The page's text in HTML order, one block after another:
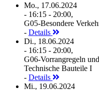
Mo., 17.06.2024
- 16:15 - 20:00,
G05-Besondere
- Details
Di., 18.06.2024
- 16:15 - 20:00,
G06-Vorrangregeln
Technische Bauteile I
- Details
Mi., 19.06.2024